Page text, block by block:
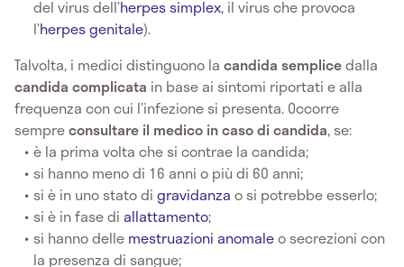
del virus dell’herpes simplex, il virus che provoca
l’herpes genitale).
Talvolta, i medici distinguono la candida semplicedalla
candida complicata in base ai sintomi riportati e alla
frequenza con cui l’infezione si presenta. Occorre
sempreconsultare il medico in caso di candida, se:
è la prima volta che si contrae la candida;
si hanno meno di 16 anni o più di 60 anni;
si è in uno stato digravidanza o si potrebbe esserlo;
si è in fase diallattamento;
si hanno delle mestruazioni anomaleo secrezioni con
la presenza di sangue;